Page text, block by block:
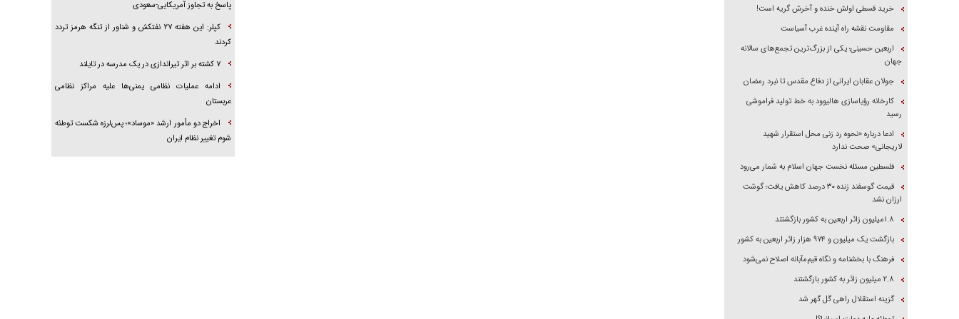
خرید قسطی اولش خنده و آخرش گریه است!
مقاومت نقشه راه آینده غرب آسیاست
اربعین حسینی؛ یکی از بزرگ‌ترین تجمع‌های سالانه
جهان
جولان عقابان ایرانی از دفاع مقدس تا نبرد رمضان
کارخانه رؤیاسازی هالیوود به خط تولید فراموشی
رسید
ادعا درباره «نحوه رد زنی محل استقرار شهید
لاریجانی» صحت ندارد
فلسطین مسئله نخست جهان اسلام به شمار می‌رود
قیمت گوسفند زنده ۳۰ درصد کاهش یافت؛ گوشت
ارزان نشد
۱.۸میلیون زائر اربعین به کشور بازگشتند
بازگشت یک میلیون و ۹۷۴ هزار زائر اربعین به کشور
فرهنگ با بخشنامه و نگاه قیم‌مآبانه اصلاح نمی‌شود
۲.۸ میلیون زائر به کشور بازگشتند
گزینه استقلال راهی گل گهر شد
پاسخ به تجاوز آمریکایی-سعودی
کپلر: این هفته ۲۷ نفتکش و شناور از تنگه هرمز تردد
کردند
۷ کشته بر اثر تیراندازی در یک مدرسه در تایلند
ادامه عملیات نظامی یمنی‌ها علیه مراکز نظامی
عربستان
اخراج دو مأمور ارشد «موساد»؛ پس‌لرزه شکست توطئه
شوم تغییر نظام ایران